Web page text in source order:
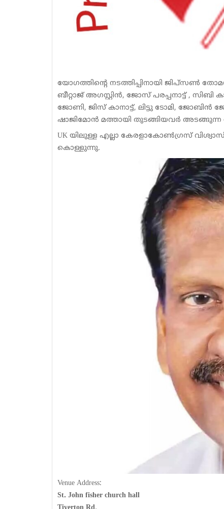
യോഗത്തിന്റെ നടത്തിപ്പിനായി ജിപ്സൺ
ബീറ്റാജ് അഗസ്റ്റിൻ, ജോസ് പരപ്പനാട്ട് ,
ജോണി, ജിസ് കാനാട്ട്, ലിട്ടു ടോമി,
ഷാജിമോൻ മത്തായി തുടങ്ങിയവർ
UK യിലുള്ള എല്ലാ കേരളാകോൺഗ്രസ്
കൊള്ളുന്നു.
Venue Address:
St. John fisher church hall